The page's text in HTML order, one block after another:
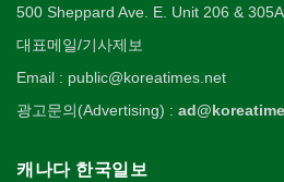
500 Sheppard Ave. E. Unit 206 &
대표메일/기사제보
Email : public@koreatimes.net
광고문의(Advertising) :
캐나다 한국일보